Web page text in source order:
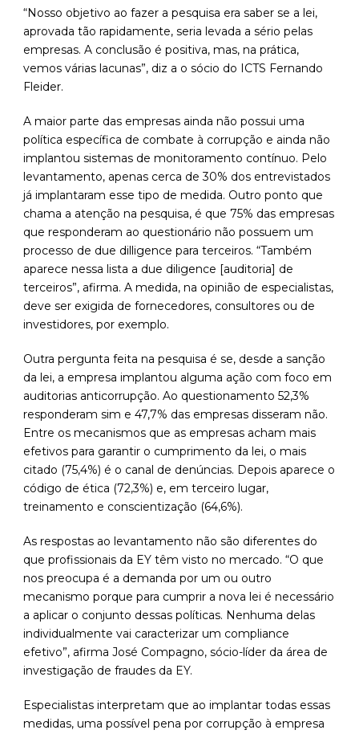
“Nosso objetivo ao fazer a pesquisa era saber se a lei,
aprovada tão rapidamente, seria levada a sério pelas
empresas. A conclusão é positiva, mas, na prática,
vemos várias lacunas”, diz a o sócio do ICTS Fernando
Fleider.
A maior parte das empresas ainda não possui uma
política específica de combate à corrupção e ainda não
implantou sistemas de monitoramento contínuo. Pelo
levantamento, apenas cerca de 30% dos entrevistados
já implantaram esse tipo de medida. Outro ponto que
chama a atenção na pesquisa, é que 75% das empresas
que responderam ao questionário não possuem um
processo de due dilligence para terceiros. “Também
aparece nessa lista a due diligence [auditoria] de
terceiros”, afirma. A medida, na opinião de especialistas,
deve ser exigida de fornecedores, consultores ou de
investidores, por exemplo.
Outra pergunta feita na pesquisa é se, desde a sanção
da lei, a empresa implantou alguma ação com foco em
auditorias anticorrupção. Ao questionamento 52,3%
responderam sim e 47,7% das empresas disseram não.
Entre os mecanismos que as empresas acham mais
efetivos para garantir o cumprimento da lei, o mais
citado (75,4%) é o canal de denúncias. Depois aparece o
código de ética (72,3%) e, em terceiro lugar,
treinamento e conscientização (64,6%).
As respostas ao levantamento não são diferentes do
que profissionais da EY têm visto no mercado. “O que
nos preocupa é a demanda por um ou outro
mecanismo porque para cumprir a nova lei é necessário
a aplicar o conjunto dessas políticas. Nenhuma delas
individualmente vai caracterizar um compliance
efetivo”, afirma José Compagno, sócio-líder da área de
investigação de fraudes da EY.
Especialistas interpretam que ao implantar todas essas
medidas, uma possível pena por corrupção à empresa